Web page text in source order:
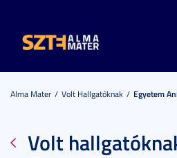
Alma Mater Volt Hallgatóknak Egyetem
Volt